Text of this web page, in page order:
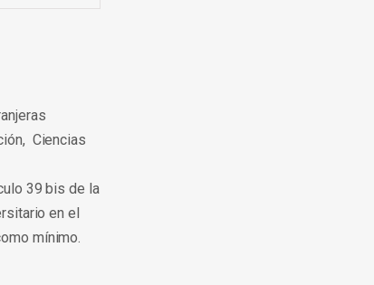
Ciencias
39 bis de la
en el
mínimo.